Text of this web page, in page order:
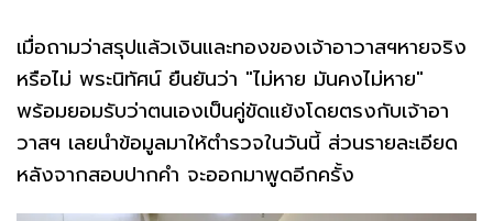
เมื่อถามว่าสรุปแล้วเงินและทองของเจ้าอาวาสฯหายจริง
หรือไม่ พระนิทัศน์ ยืนยันว่า "ไม่หาย มันคงไม่หาย"
พร้อมยอมรับว่าตนเองเป็นคู่ขัดแย้งโดยตรงกับเจ้าอา
วาสฯ เลยนำข้อมูลมาให้ตำรวจในวันนี้ ส่วนรายละเอียด
หลังจากสอบปากคำ จะออกมาพูดอีกครั้ง